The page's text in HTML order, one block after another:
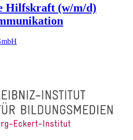
Hilfskraft (w/m/d)